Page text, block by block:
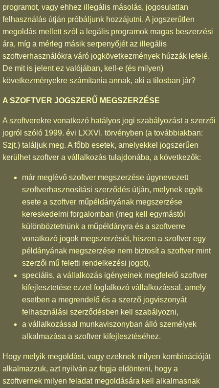
programot, vagy ehhez illegális másolás, jogosulatlan
felhasználás útján próbáljunk hozzájutni. A jogszerűtlen
megoldás mellett szól a legális programok magas beszerzési
ára, míg a mérleg másik serpenyőjét az illegális
szoftverhasználókra váró jogkövetkezmények húzzák lefelé.
De mit is jelent ez valójában, kell-e (és milyen)
következményekre számítania annak, aki a tilosban jár?
A SZOFTVER JOGSZERŰ MEGSZERZÉSE
A szoftverekre vonatkozó hatályos jogi szabályozást a szerzői
jogról szóló 1999. évi LXXVI. törvényben (a továbbiakban:
Szjt.) találjuk meg. A főbb esetek, amelyekkel jogszerűen
kerülhet szoftver a vállalkozás tulajdonába, a következők:
már meglévő szoftver megszerzése úgynevezett
szoftverhasznosítási szerződés útján, melynek egyik
esete a szoftver műpéldányának megszerzése
kereskedelmi forgalomban (meg kell egymástól
különböztetnünk a műpéldányra és a szoftverre
vonatkozó jogok megszerzését, hiszen a szoftver egy
példányának megszerzése nem biztosít a szoftver mint
szerzői mű feletti rendelkezési jogot),
speciális, a vállalkozás igényeinek megfelelő szoftver
kifejlesztetése ezzel foglalkozó vállalkozással, amely
esetben a megrendelő és a szerző jogviszonyát
felhasználási szerződésben kell szabályozni,
a vállalkozással munkaviszonyban álló személyek
alkalmazása a szoftver kifejlesztéséhez.
Hogy melyik megoldást, vagy ezeknek milyen kombinációját
alkalmazzuk, azt nyilván az fogja eldönteni, hogy a
szoftvernek milyen feladat megoldására kell alkalmasnak